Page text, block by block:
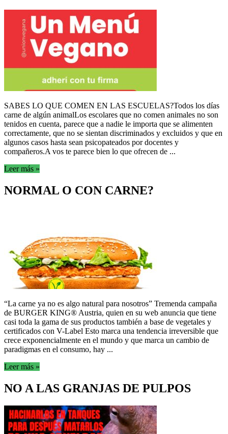
SABES LO QUE COMEN EN LAS ESCUELAS?Todos los días
carne de algún animalLos escolares que no comen animales no son
tenidos en cuenta, parece que a nadie le importa que se alimenten
correctamente, que no se sientan discriminados y excluidos y que en
algunos casos hasta sean psicopateados por docentes y
compañeros.A vos te parece bien lo que ofrecen de ...
Leer más »
NORMAL O CON CARNE?
“La carne ya no es algo natural para nosotros” Tremenda campaña
de BURGER KING® Austria, quien en su web anuncia que tiene
casi toda la gama de sus productos también a base de vegetales y
certificados con V-Label Esto marca una tendencia irreversible que
crece exponencialmente en el mundo y que marca un cambio de
paradigmas en el consumo, hay ...
Leer más »
NO A LAS GRANJAS DE PULPOS